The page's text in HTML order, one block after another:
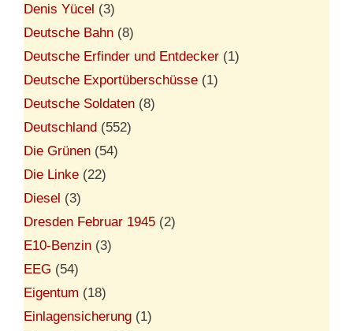
Denis Yücel (3)
Deutsche Bahn (8)
Deutsche Erfinder und Entdecker (1)
Deutsche Exportüberschüsse (1)
Deutsche Soldaten (8)
Deutschland (552)
Die Grünen (54)
Die Linke (22)
Diesel (3)
Dresden Februar 1945 (2)
E10-Benzin (3)
EEG (54)
Eigentum (18)
Einlagensicherung (1)